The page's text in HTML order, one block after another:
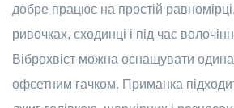
добре працює на простій
ривочках, сходинці і під час
Віброхвіст можна оснащувати
офсетним гачком. Приманка